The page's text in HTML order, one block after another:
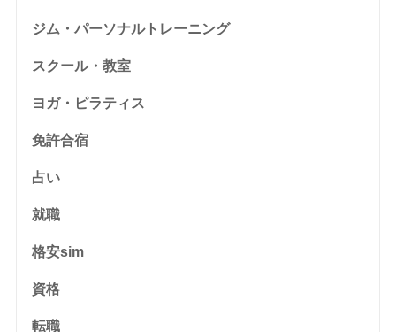
ジム・パーソナルトレーニング
スクール・教室
ヨガ・ピラティス
免許合宿
占い
就職
格安sim
資格
転職